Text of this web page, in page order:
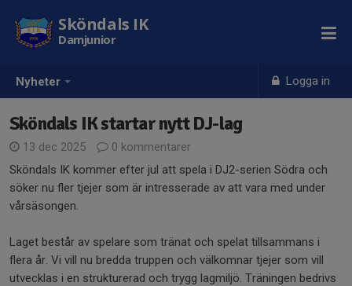
Nyheter Logga in
Sköndals IK
Damjunior
Sköndals IK startar nytt DJ-lag
13 dec 2025
0 kommentarer
Sköndals IK kommer efter jul att spela i DJ2-serien Södra och
söker nu fler tjejer som är intresserade av att vara med under
vårsäsongen.
Laget består av spelare som tränat och spelat tillsammans i
flera år. Vi vill nu bredda truppen och välkomnar tjejer som vill
utvecklas i en strukturerad och trygg lagmiljö. Träningen bedrivs